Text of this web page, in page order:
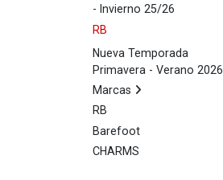
- Invierno 25/26
RB
Nueva Temporada
Primavera - Verano 2026
Marcas
RB
Barefoot
CHARMS